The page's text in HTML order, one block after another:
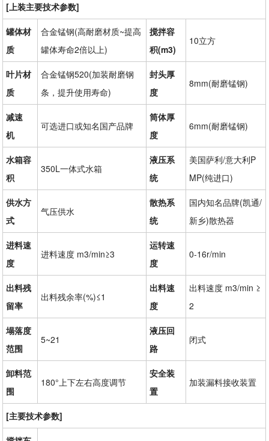
[上装主要技术参数]
罐体材
质
合金锰钢(高耐磨材质~提高
罐体寿命2倍以上)
搅拌容
积(m3)
10立方
叶片材
质
合金锰钢520(加装耐磨钢
条，提升使用寿命)
封头厚
度
8mm(耐磨锰钢)
减速
机
可选进口或知名国产品牌
筒体厚
度
6mm(耐磨锰钢)
水箱容
积
350L一体式水箱
液压系
统
美国萨利/意大利P
MP(纯进口)
供水方
式
气压供水
散热系
统
国内知名品牌(凯通/
新乡)散热器
进料速
度
进料速度 m3/min≥3
运转速
度
0-16r/min
出料残
留率
出料残余率(%)≤1
出料速
度
出料速度 m3/min ≥
2
塌落度
范围
5~21
液压回
路
闭式
卸料范
围
180°上下左右高度调节
安全装
置
加装漏料接收装置
[主要技术参数]